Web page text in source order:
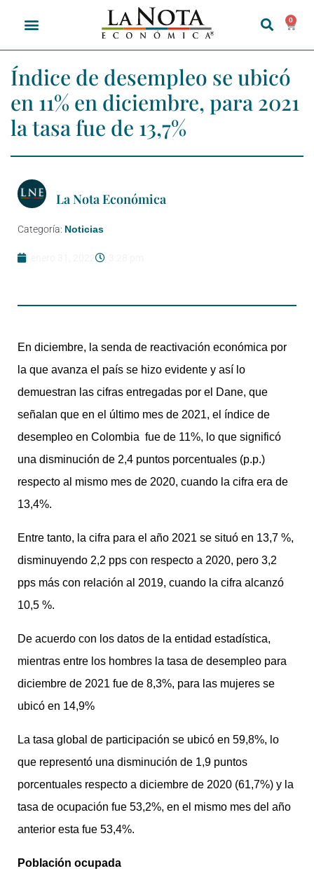
0
Índice de desempleo se ubicó
en 11% en diciembre, para 2021
la tasa fue de 13,7%
La Nota Económica
Categoría: Noticias
En diciembre, la senda de reactivación económica por
la que avanza el país se hizo evidente y así lo
demuestran las cifras entregadas por el Dane, que
señalan que en el último mes de 2021, el índice de
desempleo en Colombia fue de 11%, lo que significó
una disminución de 2,4 puntos porcentuales (p.p.)
respecto al mismo mes de 2020, cuando la cifra era de
13,4%.
Entre tanto, la cifra para el año 2021 se situó en 13,7 %,
disminuyendo 2,2 pps con respecto a 2020, pero 3,2
pps más con relación al 2019, cuando la cifra alcanzó
10,5 %.
De acuerdo con los datos de la entidad estadística,
mientras entre los hombres la tasa de desempleo para
diciembre de 2021 fue de 8,3%, para las mujeres se
ubicó en 14,9%
La tasa global de participación se ubicó en 59,8%, lo
que representó una disminución de 1,9 puntos
porcentuales respecto a diciembre de 2020 (61,7%) y la
tasa de ocupación fue 53,2%, en el mismo mes del año
anterior esta fue 53,4%.
Población ocupada